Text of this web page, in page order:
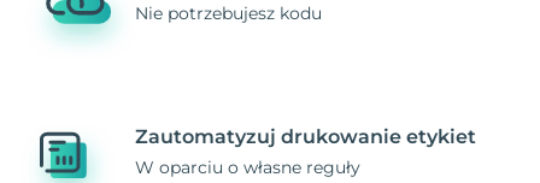
Nie potrzebujesz kodu
Zautomatyzuj drukowanie etykiet
W oparciu o własne reguły